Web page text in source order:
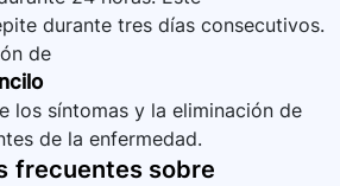
durante tres días consecutivos.
de
los síntomas y la eliminación de
de la enfermedad.
frecuentes sobre